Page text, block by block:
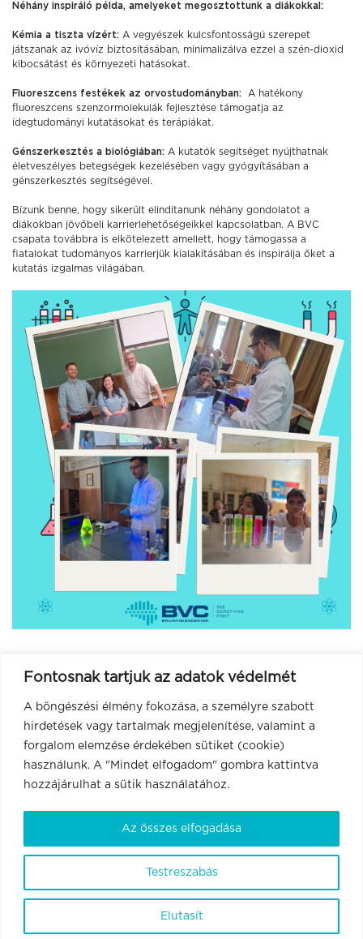
Fontosnak tartjuk az adatok védelmét
A böngészési élmény fokozása, a személyre szabott
hirdetések vagy tartalmak megjelenítése, valamint a
forgalom elemzése érdekében sütiket (cookie)
használunk. A "Mindet elfogadom" gombra kattintva
hozzájárulhat a sütik használatához.
Testreszabás
Elutasít
Az összes elfogadása
Néhány inspiráló példa, amelyeket megosztottunk a diákokkal:
Kémia a tiszta vízért: A vegyészek kulcsfontosságú szerepet
játszanak az ivóvíz biztosításában, minimalizálva ezzel a szén-dioxid
kibocsátást és környezeti hatásokat.
Fluoreszcens festékek az orvostudományban: A hatékony
fluoreszcens szenzormolekulák fejlesztése támogatja az
idegtudományi kutatásokat és terápiákat.
Génszerkesztés a biológiában: A kutatók segítséget nyújthatnak
életveszélyes betegségek kezelésében vagy gyógyításában a
génszerkesztés segítségével.
Bízunk benne, hogy sikerült elindítanunk néhány gondolatot a
diákokban jövőbeli karrierlehetőségeikkel kapcsolatban. A BVC
csapata továbbra is elkötelezett amellett, hogy támogassa a
fiatalokat tudományos karrierjük kialakításában és inspirálja őket a
kutatás izgalmas világában.